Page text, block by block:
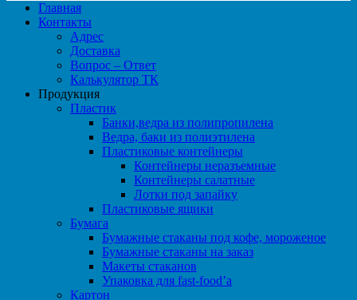
Главная
Контакты
Адрес
Доставка
Вопрос – Ответ
Калькулятор ТК
Продукция
Пластик
Банки,ведра из полипропилена
Ведра, баки из полиэтилена
Пластиковые контейнеры
Контейнеры неразъемные
Контейнеры салатные
Лотки под запайку
Пластиковые ящики
Бумага
Бумажные стаканы под кофе, мороженое
Бумажные стаканы на заказ
Макеты стаканов
Упаковка для fast-food’а
Картон